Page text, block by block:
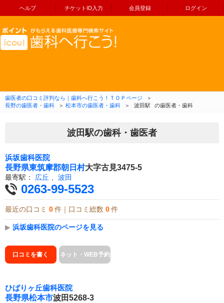
ヘルプ チケットID入力 会員登録 ログイン
コンテンツへ移動
歯医者の口コミ評判なら｜歯科へ行こう！ＴＯＰページ
＞
長野の歯医者・歯科
＞ 松本市の歯医者・歯科 ＞ 波田駅 の歯医者・歯科
波田駅の歯科・歯医者
浜坂歯科医院
長野県東筑摩郡朝日村大字古見3475-5
最寄駅： 広丘 波田
0263-99-5523
最近の口コミ 0 件｜口コミ総数 0 件
▶ 浜坂歯科医院のページを見る
口コミを書く ネット・WEB予約
ひばりヶ丘歯科医院
長野県松本市波田5268-3